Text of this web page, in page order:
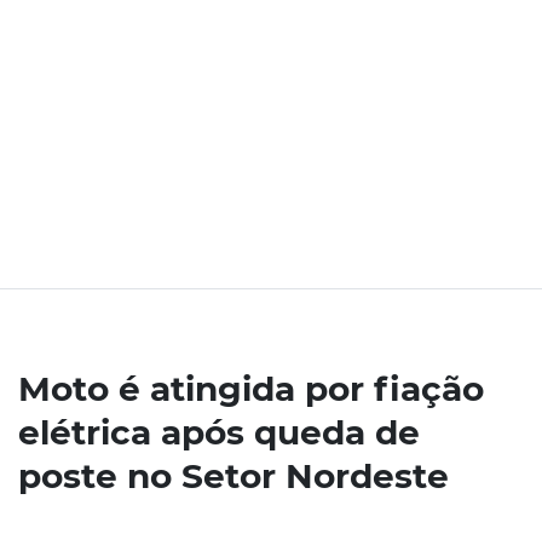
Moto é atingida por fiação
elétrica após queda de
poste no Setor Nordeste